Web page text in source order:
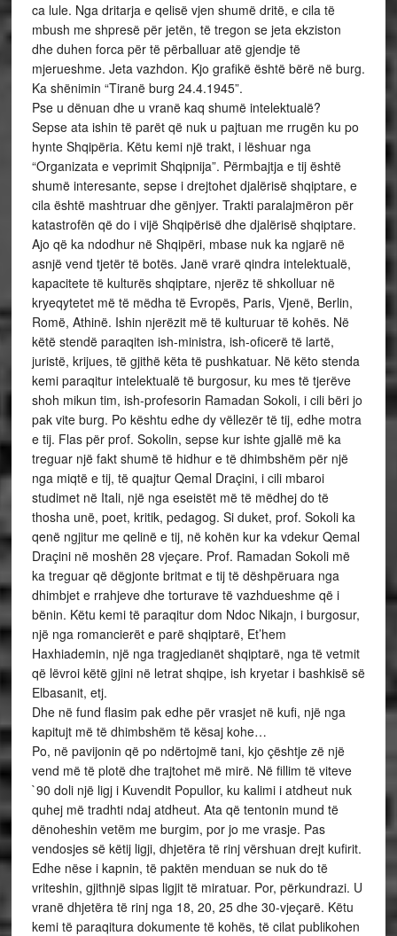
ca lule. Nga dritarja e qelisë vjen shumë dritë, e cila të
mbush me shpresë për jetën, të tregon se jeta ekziston
dhe duhen forca për të përballuar atë gjendje të
mjerueshme. Jeta vazhdon. Kjo grafikë është bërë në burg.
Ka shënimin “Tiranë burg 24.4.1945”.
Pse u dënuan dhe u vranë kaq shumë intelektualë?
Sepse ata ishin të parët që nuk u pajtuan me rrugën ku po
hynte Shqipëria. Këtu kemi një trakt, i lëshuar nga
“Organizata e veprimit Shqipnija”. Përmbajtja e tij është
shumë interesante, sepse i drejtohet djalërisë shqiptare, e
cila është mashtruar dhe gënjyer. Trakti paralajmëron për
katastrofën që do i vijë Shqipërisë dhe djalërisë shqiptare.
Ajo që ka ndodhur në Shqipëri, mbase nuk ka ngjarë në
asnjë vend tjetër të botës. Janë vrarë qindra intelektualë,
kapacitete të kulturës shqiptare, njerëz të shkolluar në
kryeqytetet më të mëdha të Evropës, Paris, Vjenë, Berlin,
Romë, Athinë. Ishin njerëzit më të kulturuar të kohës. Në
këtë stendë paraqiten ish-ministra, ish-oficerë të lartë,
juristë, krijues, të gjithë këta të pushkatuar. Në këto stenda
kemi paraqitur intelektualë të burgosur, ku mes të tjerëve
shoh mikun tim, ish-profesorin Ramadan Sokoli, i cili bëri jo
pak vite burg. Po kështu edhe dy vëllezër të tij, edhe motra
e tij. Flas për prof. Sokolin, sepse kur ishte gjallë më ka
treguar një fakt shumë të hidhur e të dhimbshëm për një
nga miqtë e tij, të quajtur Qemal Draçini, i cili mbaroi
studimet në Itali, një nga eseistët më të mëdhej do të
thosha unë, poet, kritik, pedagog. Si duket, prof. Sokoli ka
qenë ngjitur me qelinë e tij, në kohën kur ka vdekur Qemal
Draçini në moshën 28 vjeçare. Prof. Ramadan Sokoli më
ka treguar që dëgjonte britmat e tij të dëshpëruara nga
dhimbjet e rrahjeve dhe torturave të vazhdueshme që i
bënin. Këtu kemi të paraqitur dom Ndoc Nikajn, i burgosur,
një nga romancierët e parë shqiptarë, Et’hem
Haxhiademin, një nga tragjedianët shqiptarë, nga të vetmit
që lëvroi këtë gjini në letrat shqipe, ish kryetar i bashkisë së
Elbasanit, etj.
Dhe në fund flasim pak edhe për vrasjet në kufi, një nga
kapitujt më të dhimbshëm të kësaj kohe…
Po, në pavijonin që po ndërtojmë tani, kjo çështje zë një
vend më të plotë dhe trajtohet më mirë. Në fillim të viteve
`90 doli një ligj i Kuvendit Popullor, ku kalimi i atdheut nuk
quhej më tradhti ndaj atdheut. Ata që tentonin mund të
dënoheshin vetëm me burgim, por jo me vrasje. Pas
vendosjes së këtij ligji, dhjetëra të rinj vërshuan drejt kufirit.
Edhe nëse i kapnin, të paktën menduan se nuk do të
vriteshin, gjithnjë sipas ligjit të miratuar. Por, përkundrazi. U
vranë dhjetëra të rinj nga 18, 20, 25 dhe 30-vjeçarë. Këtu
kemi të paraqitura dokumente të kohës, të cilat publikohen